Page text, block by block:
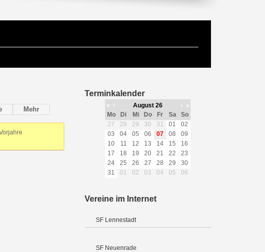
Mehr
Terminkalender
« ‹ August 26 ›
»
Mo
Di Mi Do Fr Sa
So
27
28 29 30 31 01
02
03
04 05 06 07 08
09
10
11 12 13 14 15
16
17
18 19 20 21 22
23
24
25 26 27 28 29
30
31
01 02 03 04 05 06
Vereine im Internet
SF Lennestadt
SF Neuenrade